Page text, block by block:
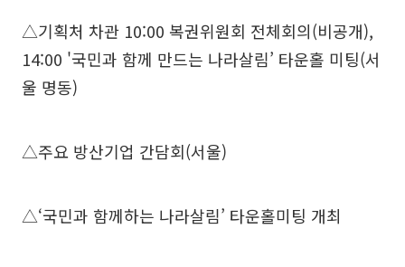
△기획처 차관 10:00 복권위원회 전체회의(비공개),
14:00 '국민과 함께 만드는 나라살림’ 타운홀 미팅(서
울 명동)
△주요 방산기업 간담회(서울)
△‘국민과 함께하는 나라살림’ 타운홀미팅 개최